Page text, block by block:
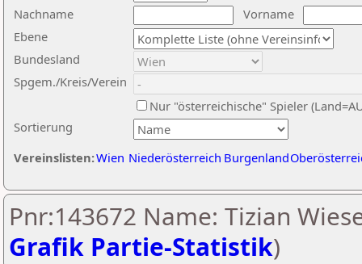
Nachname
Vorname
Ebene
Sortierung
Bundesland
Spgem./Kreis/Verein
Nur "österreichische" Spieler
Vereinslisten:Wien Niederösterreich Burgenland
Pnr:143672 Name: Tizian
Grafik Partie-Statistik)